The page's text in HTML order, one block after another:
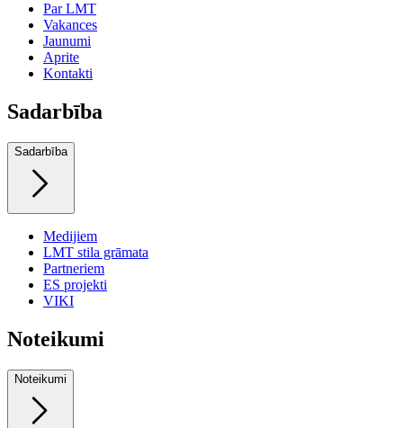
Par LMT
Vakances
Jaunumi
Aprite
Kontakti
Sadarbība
Sadarbība
Medijiem
LMT stila grāmata
Partneriem
ES projekti
VIKI
Noteikumi
Noteikumi